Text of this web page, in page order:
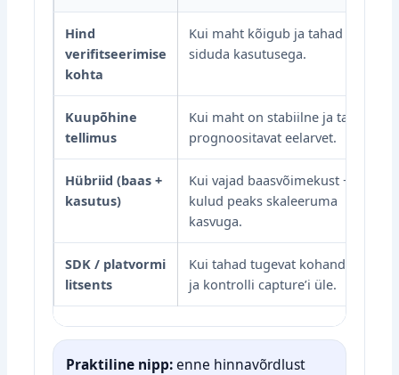
Hind
verifitseerimise
kohta
Kui maht kõigub ja tahad kulud
siduda kasutusega.
Kuupõhine
tellimus
Kui maht on stabiilne ja tahad
prognoositavat eelarvet.
Hübriid (baas +
kasutus)
Kui vajad baasvõimekust +
kulud peaks skaleeruma
kasvuga.
SDK / platvormi
litsents
Kui tahad tugevat kohandamist
ja kontrolli capture’i üle.
Praktiline nipp:enne hinnavõrdlust